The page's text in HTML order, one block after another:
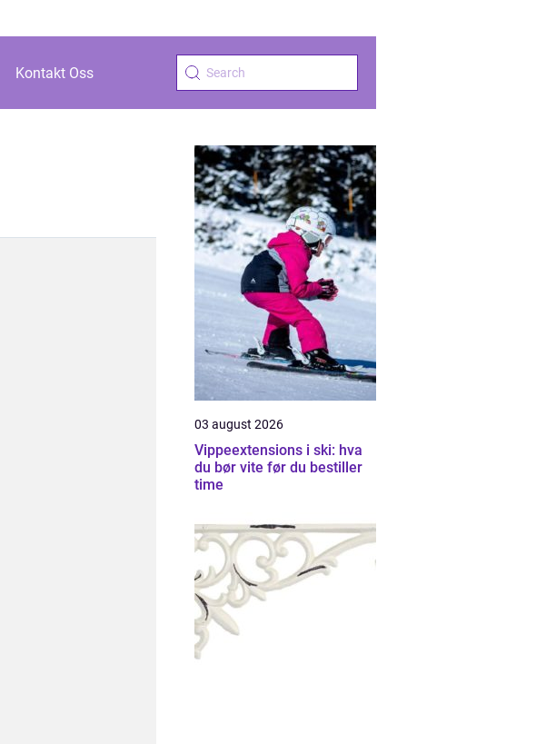
Kontakt Oss
03 august 2026
Vippeextensions i ski: hva
du bør vite før du bestiller
time